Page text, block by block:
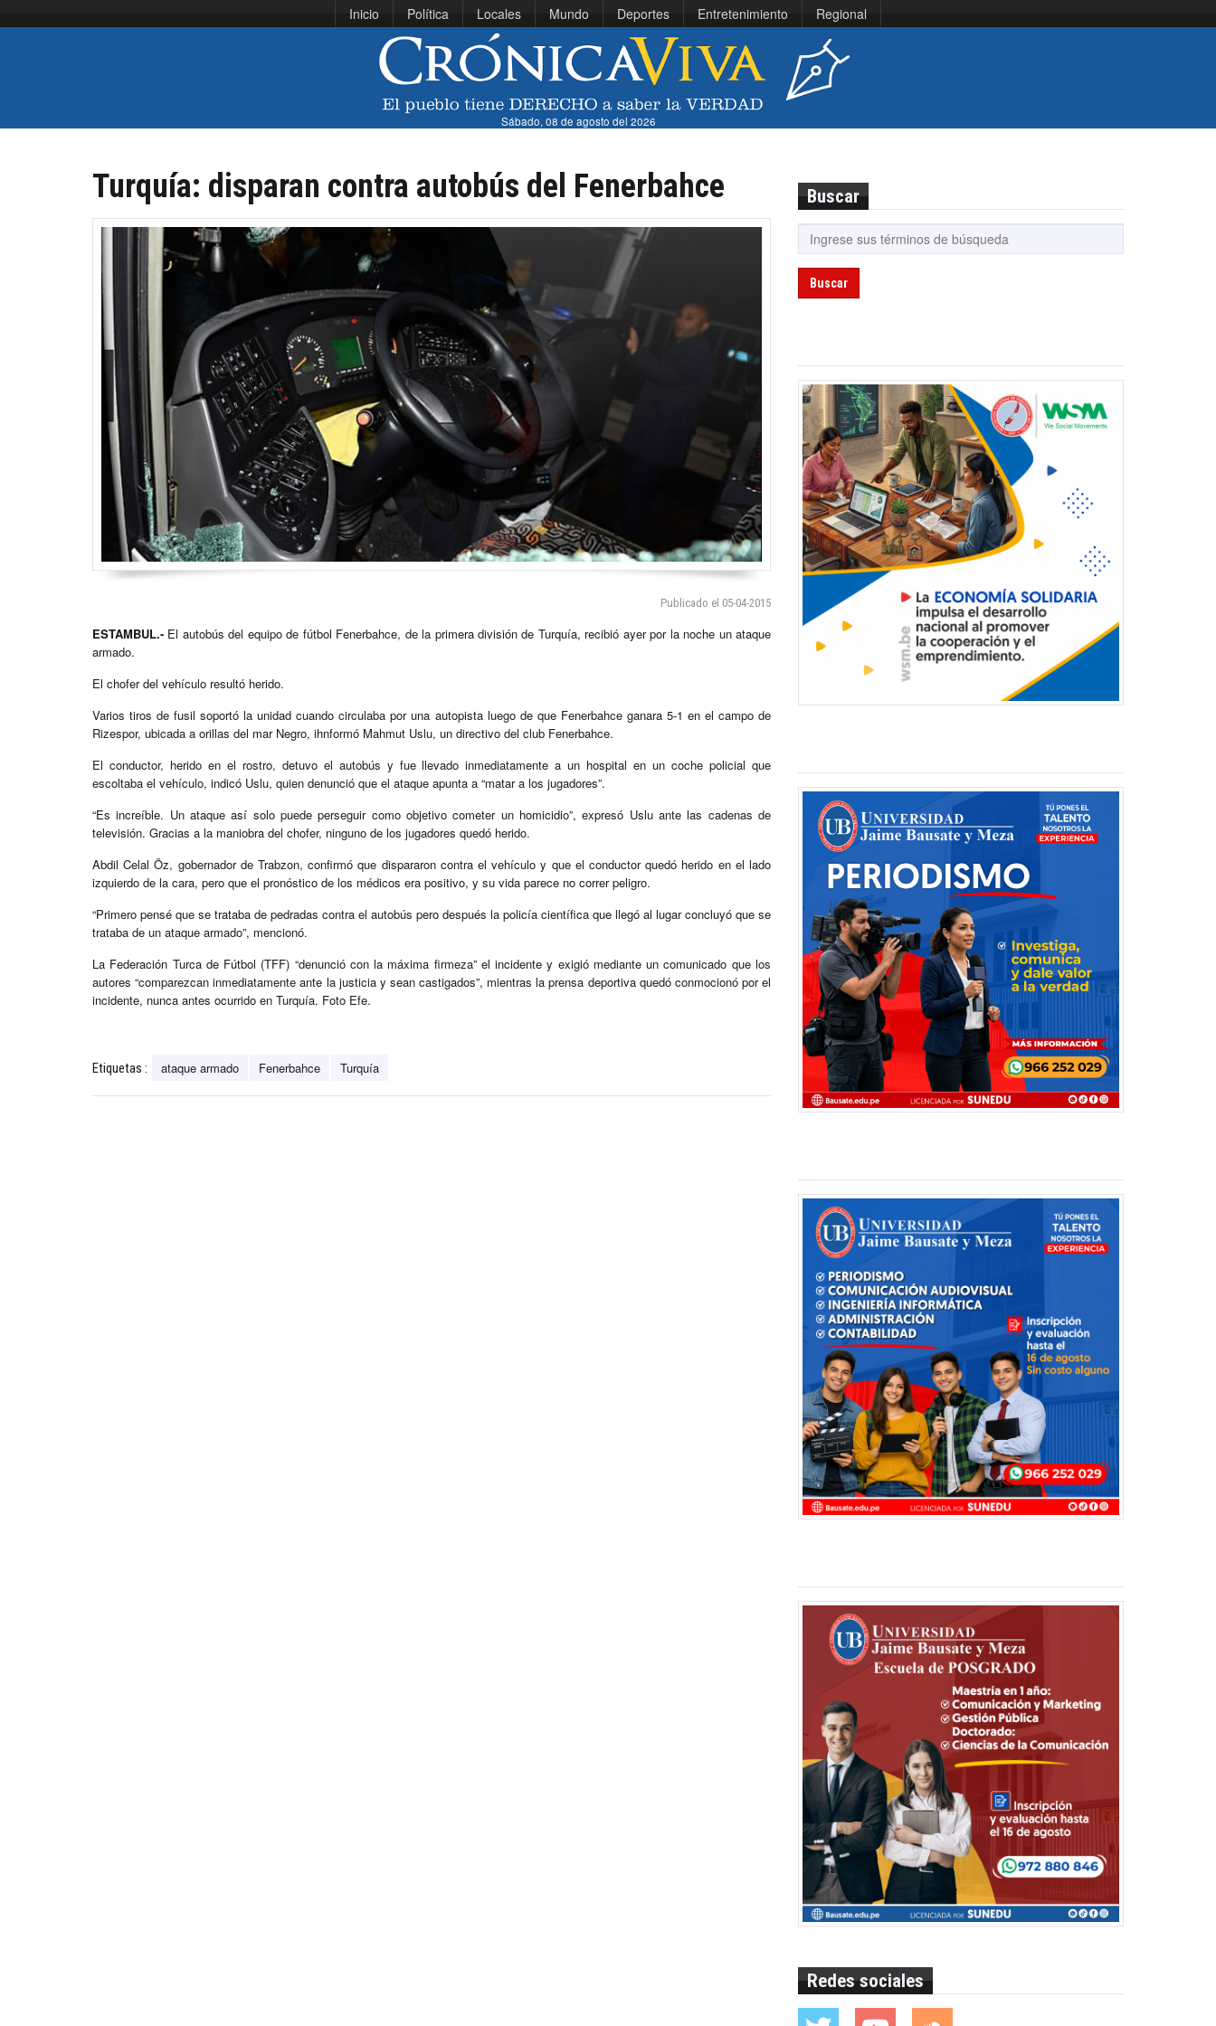
Inicio Política Locales Mundo Deportes Entretenimiento Regional
Sábado, 08 de agosto del 2026
Turquía: disparan contra autobús del Fenerbahce
Publicado el 05-04-2015
ESTAMBUL.- El autobús del equipo de fútbol Fenerbahce, de la primera división de Turquía, recibió ayer por la noche un ataque
armado.
El chofer del vehículo resultó herido.
Varios tiros de fusil soportó la unidad cuando circulaba por una autopista luego de que Fenerbahce ganara 5-1 en el campo de
Rizespor, ubicada a orillas del mar Negro, ihnformó Mahmut Uslu, un directivo del club Fenerbahce.
El conductor, herido en el rostro, detuvo el autobús y fue llevado inmediatamente a un hospital en un coche policial que
escoltaba el vehículo, indicó Uslu, quien denunció que el ataque apunta a “matar a los jugadores”.
“Es increíble. Un ataque así solo puede perseguir como objetivo cometer un homicidio”, expresó Uslu ante las cadenas de
televisión. Gracias a la maniobra del chofer, ninguno de los jugadores quedó herido.
Abdil Celal Öz, gobernador de Trabzon, confirmó que dispararon contra el vehículo y que el conductor quedó herido en el lado
izquierdo de la cara, pero que el pronóstico de los médicos era positivo, y su vida parece no correr peligro.
“Primero pensé que se trataba de pedradas contra el autobús pero después la policía científica que llegó al lugar concluyó que se
trataba de un ataque armado”, mencionó.
La Federación Turca de Fútbol (TFF) “denunció con la máxima firmeza” el incidente y exigió mediante un comunicado que los
autores “comparezcan inmediatamente ante la justicia y sean castigados”, mientras la prensa deportiva quedó conmocionó por el
incidente, nunca antes ocurrido en Turquía. Foto Efe.
Etiquetas : ataque armado Fenerbahce Turquía
Buscar
Buscar
Redes sociales